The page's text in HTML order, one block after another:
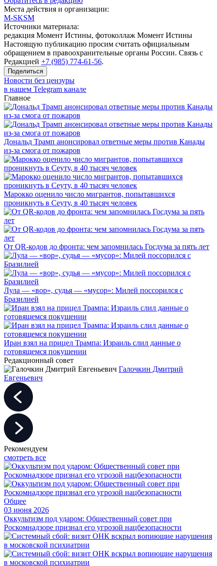
Места действия и организации:
M-SKSM
Источники материала:
редакция Момент Истины, фотоколлаж Момент Истины
Настоящую публикацию просим считать официальным
обращением в правоохранительные органы России. Связь с
Редакцией +7 (985) 774-61-56.
Поделиться
Новости без цензуры
в нашем Telegram канале
Главное
Дональд Трамп анонсировал ответные меры против Канады
из-за смога от пожаров
Марокко оценило число мигрантов, попытавшихся
проникнуть в Сеуту, в 40 тысяч человек
От QR-кодов до фронта: чем запомнилась Госдума за пять лет
Лула — «вор», судья — «мусор»: Милей поссорился с
Бразилией
Иран взял на прицел Трампа: Израиль слил данные о
готовящемся покушении
Редакционный совет
Галочкин Дмитрий
Евгеньевич
Рекомендуем
смотреть все
Общее
03 июня 2026
Оккультизм под ударом: Общественный совет при
Роскомнадзоре признал его угрозой нацбезопасности